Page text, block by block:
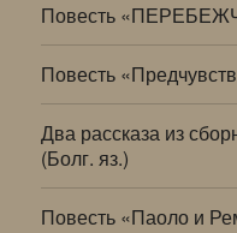
Повесть
Повесть
Два рассказа из
(Болг. яз.)
Повесть «Паоло и